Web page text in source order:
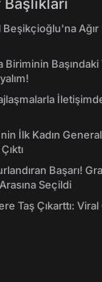
Beşikçioğlu'na
Biriminin
İlk Kadın
Başarı!
Seçildi
Taş Çıkarttı: Viral